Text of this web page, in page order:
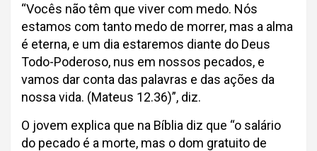
“Vocês não têm que viver com medo. Nós
estamos com tanto medo de morrer, mas a alma
é eterna, e um dia estaremos diante do Deus
Todo-Poderoso, nus em nossos pecados, e
vamos dar conta das palavras e das ações da
nossa vida. (Mateus 12.36)”, diz.
O jovem explica que na Bíblia diz que “o salário
do pecado é a morte, mas o dom gratuito de